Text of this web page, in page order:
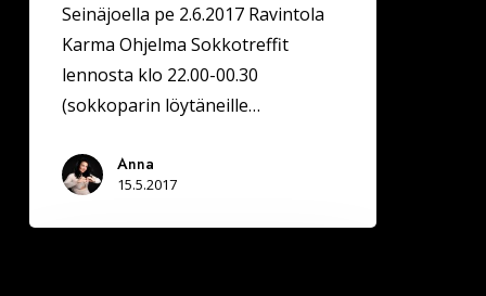
Seinäjoella pe 2.6.2017 Ravintola
Karma Ohjelma Sokkotreffit
lennosta klo 22.00-00.30
(sokkoparin löytäneille…
Anna
15.5.2017